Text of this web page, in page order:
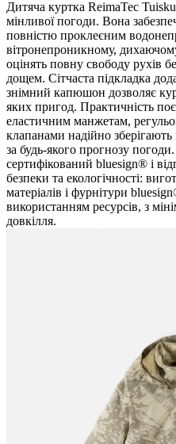
Дитяча куртка ReimaTec
мінливої погоди. Вона
повністю проклеєним
вітронепроникному,
оцінять повну свободу рухів
дощем. Сітчаста підкладка
знімний капюшон дозволяє
яких пригод. Практичність
еластичним манжетам,
клапанами надійно
за будь-якого прогнозу
сертифікований bluesign® і
безпеки та екологічності:
матеріалів і фурнітури
використанням ресурсів, з
довкілля.